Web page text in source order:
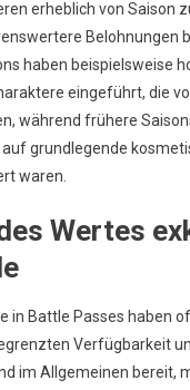
erheblich von Saison
Belohnungen
haben beispielsweise
eingeführt, die
während frühere
grundlegende
waren.
Wertes
in Battle Passes haben
Verfügbarkeit
im Allgemeinen bereit,